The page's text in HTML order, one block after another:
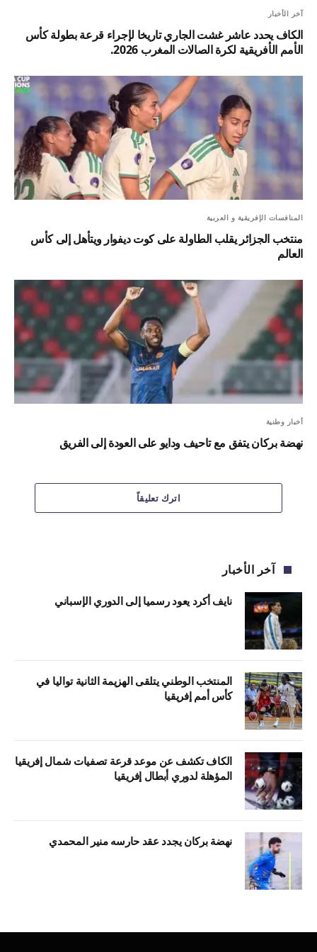
آخر الأخبار
الكاف يحدد عاشر غشت الجاري تاريخا لإجراء قرعة بطولة كأس
الأمم الأفريقية لكرة الصالات المغرب 2026.
المنافسات الإفريقية و العربية
منتخب الجزائر يقلب الطاولة على كوت ديفوار ويتأهل إلى كأس
العالم
أخبار وطنية
نهضة بركان يتفق مع تاحيف ودايو على العودة إلى الفريق
اترك تعليقاً
آخر الأخبار
نايف أكرد يعود رسميا إلى الدوري الإسباني
المنتخب الوطني يتلقى الهزيمة الثانية تواليا في
كأس أمم إفريقيا
الكاف تكشف عن موعد قرعة تصفيات شمال إفريقيا
المؤهلة لدوري أبطال إفريقيا
نهضة بركان يجدد عقد حارسه منير المحمدي